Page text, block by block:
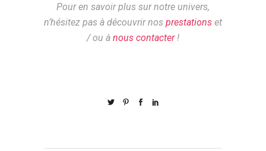
Pour en savoir plus sur notre univers,
n’hésitez pas à découvrir nos prestations et
/ ou à nous contacter!